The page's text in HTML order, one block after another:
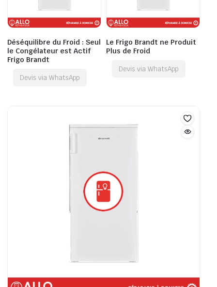
Déséquilibre du Froid : Seul
le Congélateur est Actif
Frigo Brandt
Devis via WhatsApp
Le Frigo Brandt ne Produit
Plus de Froid
Devis via WhatsApp